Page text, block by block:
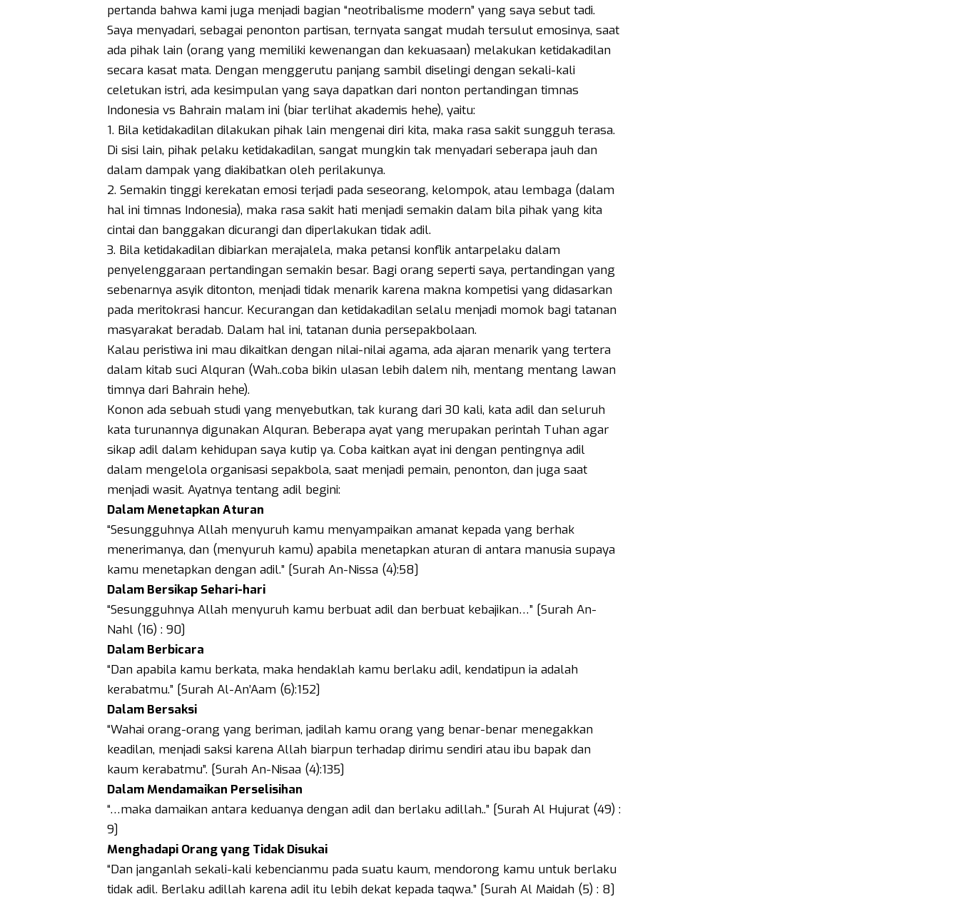
pertanda bahwa kami juga menjadi bagian “neotribalisme modern” yang saya sebut tadi.
Saya menyadari, sebagai penonton partisan, ternyata sangat mudah tersulut emosinya, saat
ada pihak lain (orang yang memiliki kewenangan dan kekuasaan) melakukan ketidakadilan
secara kasat mata. Dengan menggerutu panjang sambil diselingi dengan sekali-kali
celetukan istri, ada kesimpulan yang saya dapatkan dari nonton pertandingan timnas
Indonesia vs Bahrain malam ini (biar terlihat akademis hehe), yaitu:
1. Bila ketidakadilan dilakukan pihak lain mengenai diri kita, maka rasa sakit sungguh terasa.
Di sisi lain, pihak pelaku ketidakadilan, sangat mungkin tak menyadari seberapa jauh dan
dalam dampak yang diakibatkan oleh perilakunya.
2. Semakin tinggi kerekatan emosi terjadi pada seseorang, kelompok, atau lembaga (dalam
hal ini timnas Indonesia), maka rasa sakit hati menjadi semakin dalam bila pihak yang kita
cintai dan banggakan dicurangi dan diperlakukan tidak adil.
3. Bila ketidakadilan dibiarkan merajalela, maka petansi konflik antarpelaku dalam
penyelenggaraan pertandingan semakin besar. Bagi orang seperti saya, pertandingan yang
sebenarnya asyik ditonton, menjadi tidak menarik karena makna kompetisi yang didasarkan
pada meritokrasi hancur. Kecurangan dan ketidakadilan selalu menjadi momok bagi tatanan
masyarakat beradab. Dalam hal ini, tatanan dunia persepakbolaan.
Kalau peristiwa ini mau dikaitkan dengan nilai-nilai agama, ada ajaran menarik yang tertera
dalam kitab suci Alquran (Wah..coba bikin ulasan lebih dalem nih, mentang mentang lawan
timnya dari Bahrain hehe).
Konon ada sebuah studi yang menyebutkan, tak kurang dari 30 kali, kata adil dan seluruh
kata turunannya digunakan Alquran. Beberapa ayat yang merupakan perintah Tuhan agar
sikap adil dalam kehidupan saya kutip ya. Coba kaitkan ayat ini dengan pentingnya adil
dalam mengelola organisasi sepakbola, saat menjadi pemain, penonton, dan juga saat
menjadi wasit. Ayatnya tentang adil begini:
Dalam Menetapkan Aturan
“Sesungguhnya Allah menyuruh kamu menyampaikan amanat kepada yang berhak
menerimanya, dan (menyuruh kamu) apabila menetapkan aturan di antara manusia supaya
kamu menetapkan dengan adil.” [Surah An-Nissa (4):58]
Dalam Bersikap Sehari-hari
“Sesungguhnya Allah menyuruh kamu berbuat adil dan berbuat kebajikan…” [Surah An-
Nahl (16) : 90]
Dalam Berbicara
“Dan apabila kamu berkata, maka hendaklah kamu berlaku adil, kendatipun ia adalah
kerabatmu.” [Surah Al-An’Aam (6):152]
Dalam Bersaksi
“Wahai orang-orang yang beriman, jadilah kamu orang yang benar-benar menegakkan
keadilan, menjadi saksi karena Allah biarpun terhadap dirimu sendiri atau ibu bapak dan
kaum kerabatmu”. [Surah An-Nisaa (4):135]
Dalam Mendamaikan Perselisihan
“…maka damaikan antara keduanya dengan adil dan berlaku adillah..” [Surah Al Hujurat (49) :
9]
Menghadapi Orang yang Tidak Disukai
“Dan janganlah sekali-kali kebencianmu pada suatu kaum, mendorong kamu untuk berlaku
tidak adil. Berlaku adillah karena adil itu lebih dekat kepada taqwa.” [Surah Al Maidah (5) : 8]